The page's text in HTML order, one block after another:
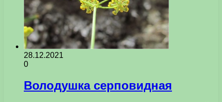
28.12.2021
0
Володушка серповидная